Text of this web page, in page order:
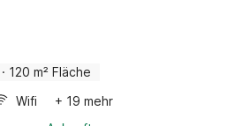
· 120 m² Fläche
Wifi
+ 19 mehr